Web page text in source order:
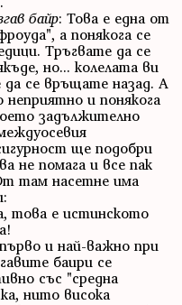
байр: Това е една от
а понякога се
Тръгвате да се
но... колелата ви
да се връщате назад. А
и понякога
задължително
ще подобри
не помага и все пак
там насетне има
това е истинското
и най-важно при
баири се
със "средна
нито висока